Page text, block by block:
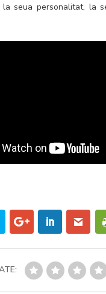
la seua personalitat, la